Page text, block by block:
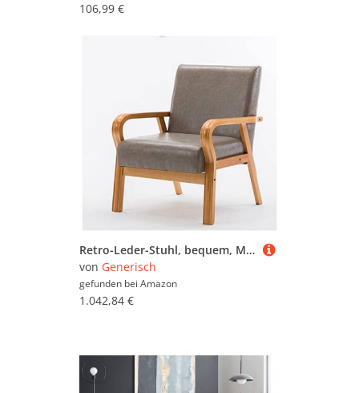
106,99 €
Retro-Leder-Stuhl, bequem, Mitte des Jahrhunderts, gepolsterter Loungesessel mit Armlehnen, für Wohnzimmer, Schlafzimmer, Empfang und Schlafsäle, stilvoller Einzellesesessel mit Rückenlehne (Stil 1)
von Generisch
gefunden bei Amazon
1.042,84 €